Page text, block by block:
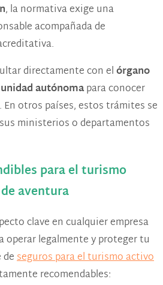
, la normativa exige una
acompañada de
directamente con elórgano
autónomapara conocer
otros países, estos trámites se
ministerios o departamentos
para el turismo
aventura
clave en cualquier empresa
operar legalmente y proteger tu
seguros para el turismo activo
recomendables: